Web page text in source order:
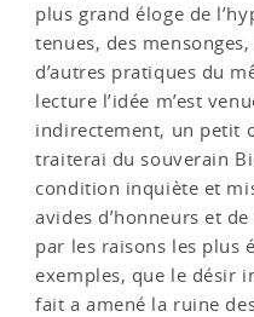
plus grand éloge de
tenues, des
d’autres pratiques du
lecture l’idée m’est
indirectement, un petit
traiterai du souverain
condition inquiète et
avides d’honneurs et
par les raisons les plus
exemples, que le désir
fait a amené la ruine